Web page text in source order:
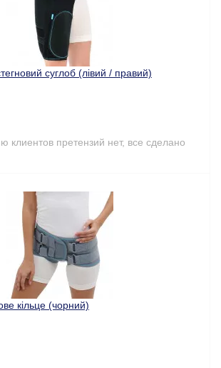
суглоб (лівий / правий)
клиентов претензий нет, все сделано
кільце (чорний)